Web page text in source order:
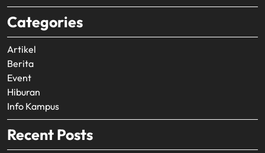
Categories
Artikel
Berita
Event
Hiburan
Info Kampus
Recent Posts